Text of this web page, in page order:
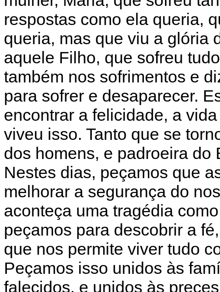
respostas como ela queria,
queria, mas que viu a glória
aquele Filho, que sofreu
também nos sofrimentos e
para sofrer e desaparecer.
encontrar a felicidade, a
viveu isso. Tanto que se
dos homens, e padroeira do
Nestes dias, peçamos que
melhorar a segurança do
aconteça uma tragédia
peçamos para descobrir a
que nos permite viver tudo
Peçamos isso unidos às
falecidos, e unidos às